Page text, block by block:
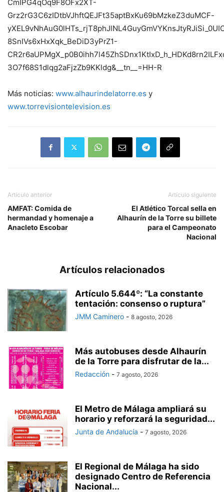
CmIPG4qOq9F8OFx2XT-
Grz2rG3C6zIDtbVJhftQEJFt35aptBxKu69bMzkeZ3duMCF-
8SnIVs6xHxXqk_BeDiD3yPrZ1-
3O7f68S1dlqg2aFjzZb9KKldg&__tn__=HH-R
Más noticias: www.alhaurindelatorre.es y
www.torrevisiontelevision.es
Artículo anterior
AMFAT: Comida de
hermandad y homenaje a
Anacleto Escobar
Artículo siguiente
El Atlético Torcal sella en
Alhaurín de la Torre su billete
para el Campeonato
Nacional
Artículos relacionados
Artículo 5.644º: “La constante
tentación: consenso o ruptura”
JMM Caminero - 8 agosto, 2026
Más autobuses desde Alhaurín
de la Torre para disfrutar de la...
Redacción - 7 agosto, 2026
El Metro de Málaga ampliará su
horario y reforzará la seguridad...
Junta de Andalucía - 7 agosto, 2026
El Regional de Málaga ha sido
designado Centro de Referencia
Nacional...